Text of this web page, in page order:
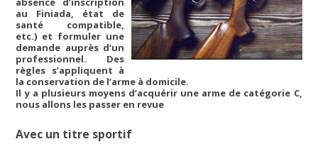
au Finiada, état de
santé compatible,
etc.) et formuler une
demande auprès d’un
professionnel. Des
règles s’appliquent à
la conservation de l’arme à domicile.
Il y a plusieurs moyens d’acquérir une arme de catégorie C,
nous allons les passer en revue
Avec un titre sportif